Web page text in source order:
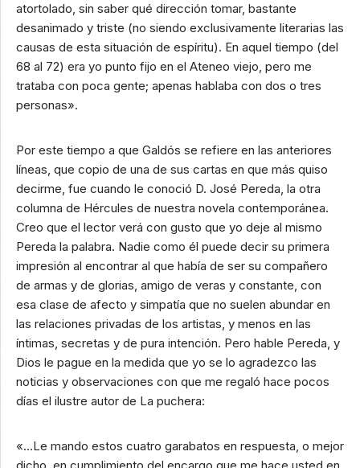
atortolado, sin saber qué dirección tomar, bastante
desanimado y triste (no siendo exclusivamente literarias las
causas de esta situación de espíritu). En aquel tiempo (del
68 al 72) era yo punto fijo en el Ateneo viejo, pero me
trataba con poca gente; apenas hablaba con dos o tres
personas».
Por este tiempo a que Galdós se refiere en las anteriores
líneas, que copio de una de sus cartas en que más quiso
decirme, fue cuando le conoció D. José Pereda, la otra
columna de Hércules de nuestra novela contemporánea.
Creo que el lector verá con gusto que yo deje al mismo
Pereda la palabra. Nadie como él puede decir su primera
impresión al encontrar al que había de ser su compañero
de armas y de glorias, amigo de veras y constante, con
esa clase de afecto y simpatía que no suelen abundar en
las relaciones privadas de los artistas, y menos en las
íntimas, secretas y de pura intención. Pero hable Pereda, y
Dios le pague en la medida que yo se lo agradezco las
noticias y observaciones con que me regaló hace pocos
días el ilustre autor de La puchera:
«…Le mando estos cuatro garabatos en respuesta, o mejor